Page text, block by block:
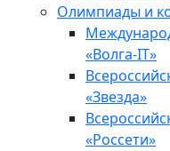
Олимпиады и
«Волга-IT»
«Звезда»
«Россети»